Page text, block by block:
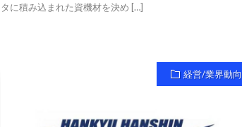
タに積み込まれた資機材を決め […]
経営/業界動向